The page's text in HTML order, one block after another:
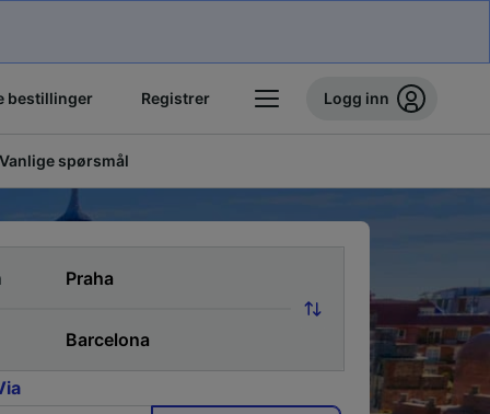
bestillinger Registrer Logg inn
Vanlige spørsmål